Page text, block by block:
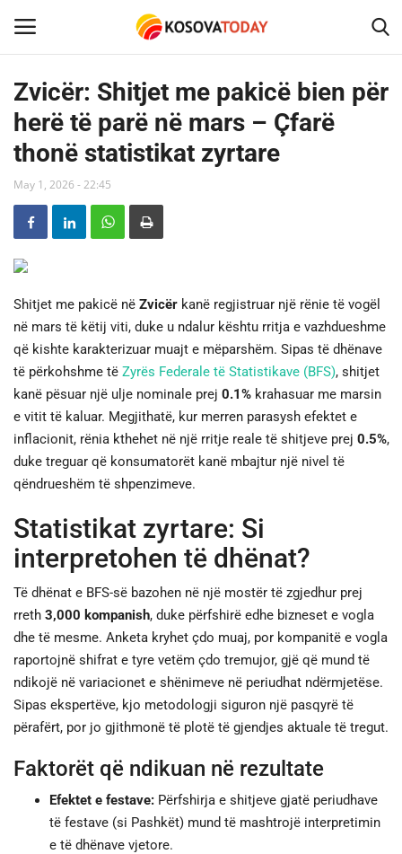
Home
KOSOVA
SHQIPERIA
MAQEDONIA
SHOWBIZ
BOTA
TECH
JETA
SPORTI
SHENDETI
Zvicër: Shitjet me pakicë bien për
herë të parë në mars – Çfarë
thonë statistikat zyrtare
May 1, 2026 - 22:45
Shitjet me pakicë në Zvicër kanë regjistruar një rënie të vogël
në mars të këtij viti, duke u ndalur kështu rritja e vazhdueshme
që kishte karakterizuar muajt e mëparshëm. Sipas të dhënave
të përkohshme të Zyrës Federale të Statistikave (BFS), shitjet
kanë pësuar një ulje nominale prej 0.1% krahasuar me marsin
e vitit të kaluar. Megjithatë, kur merren parasysh efektet e
inflacionit, rënia kthehet në një rritje reale të shitjeve prej 0.5%,
duke treguar që konsumatorët kanë mbajtur një nivel të
qëndrueshëm të shpenzimeve.
Statistikat zyrtare: Si
interpretohen të dhënat?
Të dhënat e BFS-së bazohen në një mostër të zgjedhur prej
rreth 3,000 kompanish, duke përfshirë edhe bizneset e vogla
dhe të mesme. Anketa kryhet çdo muaj, por kompanitë e vogla
raportojnë shifrat e tyre vetëm çdo tremujor, gjë që mund të
ndikojë në variacionet e shënimeve në periudhat ndërmjetëse.
Sipas ekspertëve, kjo metodologji siguron një pasqyrë të
përafërt, por jo gjithmonë të plotë të gjendjes aktuale të tregut.
Faktorët që ndikuan në rezultate
Efektet e festave: Përfshirja e shitjeve gjatë periudhave
të festave (si Pashkët) mund të mashtrojë interpretimin
e të dhënave vjetore.